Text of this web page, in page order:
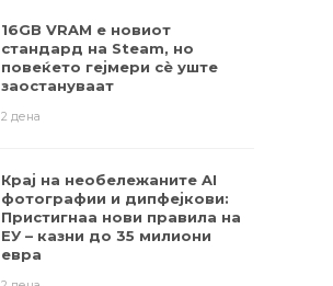
16GB VRAM е новиот
стандард на Steam, но
повеќето гејмери ​​сè уште
заостануваат
2 дена
Крај на необележаните AI
фотографии и дипфејкови:
Пристигнаа нови правила на
ЕУ – казни до 35 милиони
евра